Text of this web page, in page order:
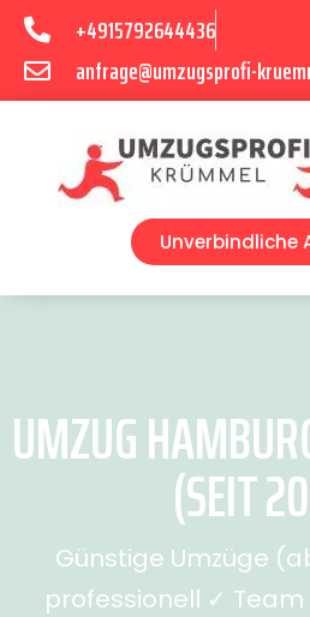
+4915792644436
anfrage@umzugsprofi-
Unverbindliche
UMZUG
(SEIT
Günstige Umzüge
professionell ✓ Team